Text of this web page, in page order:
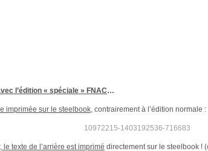
l’édition « spéciale » FNAC…
imprimée sur le steelbook, contrairement à l’édition normale :
le texte de l’arrière est imprimé directement sur le steelbook !